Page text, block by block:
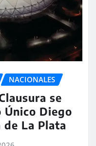
NACIONALES
se
Único Diego
La Plata